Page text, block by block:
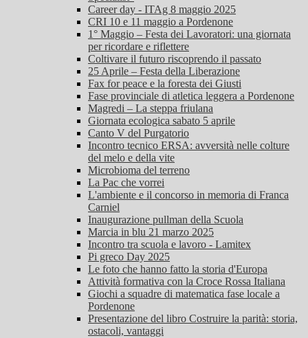
Career day - ITAg 8 maggio 2025
CRI 10 e 11 maggio a Pordenone
1° Maggio – Festa dei Lavoratori: una giornata
per ricordare e riflettere
Coltivare il futuro riscoprendo il passato
25 Aprile – Festa della Liberazione
Fax for peace e la foresta dei Giusti
Fase provinciale di atletica leggera a Pordenone
Magredi – La steppa friulana
Giornata ecologica sabato 5 aprile
Canto V del Purgatorio
Incontro tecnico ERSA: avversità nelle colture
del melo e della vite
Microbioma del terreno
La Pac che vorrei
L'ambiente e il concorso in memoria di Franca
Carniel
Inaugurazione pullman della Scuola
Marcia in blu 21 marzo 2025
Incontro tra scuola e lavoro - Lamitex
Pi greco Day 2025
Le foto che hanno fatto la storia d'Europa
Attività formativa con la Croce Rossa Italiana
Giochi a squadre di matematica fase locale a
Pordenone
Presentazione del libro Costruire la parità: storia,
ostacoli, vantaggi